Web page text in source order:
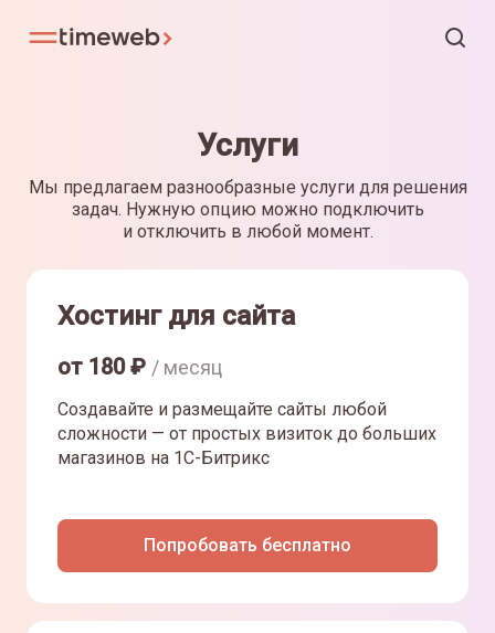
Услуги
Мы предлагаем разнообразные услуги для решения
задач. Нужную опцию можно подключить
и отключить в любой момент.
Хостинг для сайта
от 180₽ / месяц
Создавайте и размещайте сайты любой
сложности — от простых визиток до больших
магазинов на 1С-Битрикс
Попробовать бесплатно